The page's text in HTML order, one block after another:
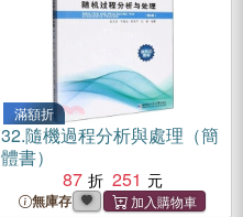
滿額折
32.隨機過程分析與處理（簡
體書）
87
251
無庫存